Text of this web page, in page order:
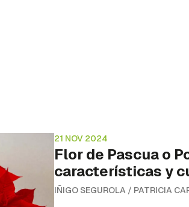
21 NOV 2024
Flor de Pascua o
características y
IÑIGO SEGUROLA / PATRICIA